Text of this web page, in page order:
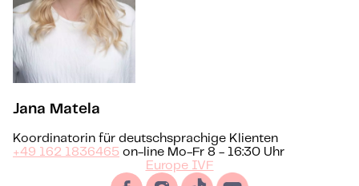
Jana Matela
Koordinatorin für deutschsprachige Klienten
+49 162 1836465 on-line Mo-Fr 8 - 16:30 Uhr
Europe IVF